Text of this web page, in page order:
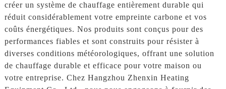
créer un système de chauffage entièrement durable qui
réduit considérablement votre empreinte carbone et vos
coûts énergétiques. Nos produits sont conçus pour des
performances fiables et sont construits pour résister à
diverses conditions météorologiques, offrant une solution
de chauffage durable et efficace pour votre maison ou
votre entreprise. Chez Hangzhou Zhenxin Heating